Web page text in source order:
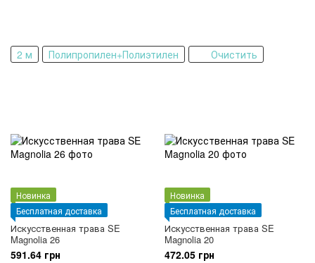
2 м Полипропилен+Полиэтилен Очистить
Новинка
Бесплатная доставка
Искусственная трава SE
Magnolia 26
591.64 грн
Новинка
Бесплатная доставка
Искусственная трава SE
Magnolia 20
472.05 грн